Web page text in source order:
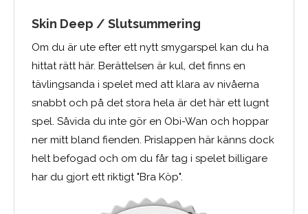
Skin Deep / Slutsummering
Om du är ute efter ett nytt smygarspel kan du ha
hittat rätt här. Berättelsen är kul, det finns en
tävlingsanda i spelet med att klara av nivåerna
snabbt och på det stora hela är det här ett lugnt
spel. Såvida du inte gör en Obi-Wan och hoppar
ner mitt bland fienden. Prislappen här känns dock
helt befogad och om du får tag i spelet billigare
har du gjort ett riktigt "Bra Köp".